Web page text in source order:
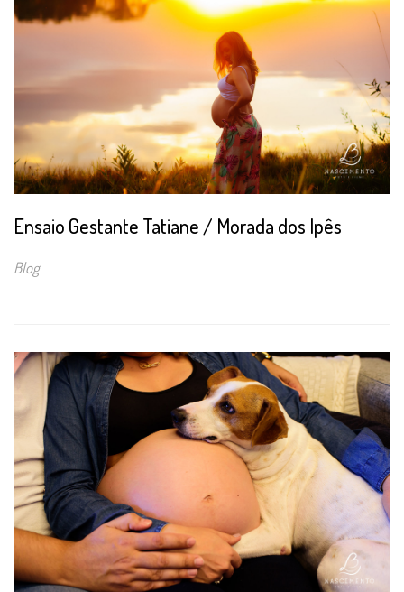
Ensaio Gestante Tatiane / Morada dos Ipês
Blog